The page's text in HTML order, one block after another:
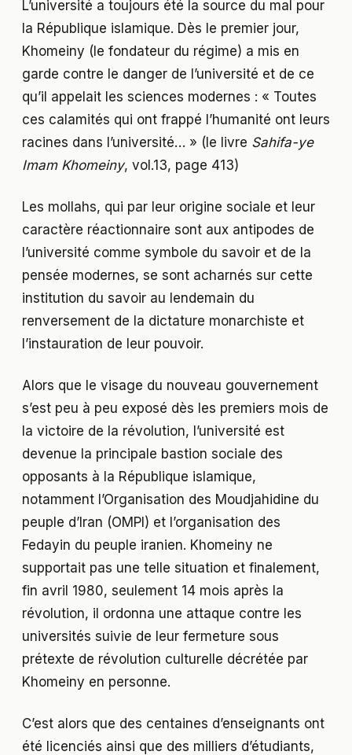
L’université a toujours été la source du mal pour
la République islamique. Dès le premier jour,
Khomeiny (le fondateur du régime) a mis en
garde contre le danger de l’université et de ce
qu’il appelait les sciences modernes : « Toutes
ces calamités qui ont frappé l’humanité ont leurs
racines dans l’université… » (le livre Sahifa-ye
Imam Khomeiny, vol.13, page 413)
Les mollahs, qui par leur origine sociale et leur
caractère réactionnaire sont aux antipodes de
l’université comme symbole du savoir et de la
pensée modernes, se sont acharnés sur cette
institution du savoir au lendemain du
renversement de la dictature monarchiste et
l’instauration de leur pouvoir.
Alors que le visage du nouveau gouvernement
s’est peu à peu exposé dès les premiers mois de
la victoire de la révolution, l’université est
devenue la principale bastion sociale des
opposants à la République islamique,
notamment l’Organisation des Moudjahidine du
peuple d’Iran (OMPI) et l’organisation des
Fedayin du peuple iranien. Khomeiny ne
supportait pas une telle situation et finalement,
fin avril 1980, seulement 14 mois après la
révolution, il ordonna une attaque contre les
universités suivie de leur fermeture sous
prétexte de révolution culturelle décrétée par
Khomeiny en personne.
C’est alors que des centaines d’enseignants ont
été licenciés ainsi que des milliers d’étudiants,